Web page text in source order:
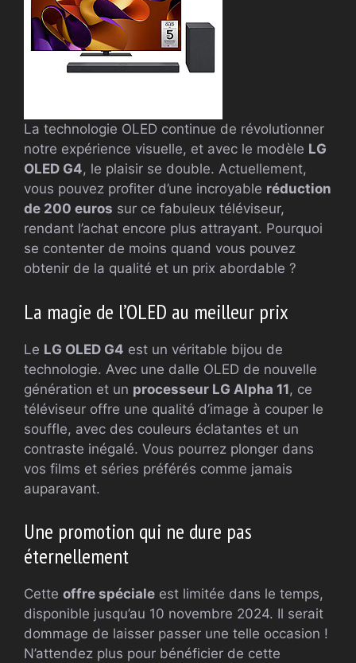
La technologie OLED continue de révolutionner
notre expérience visuelle, et avec le modèle LG
OLED G4, le plaisir se double. Actuellement,
vous pouvez profiter d’une incroyable réduction
de 200 euros sur ce fabuleux téléviseur,
rendant l’achat encore plus attrayant. Pourquoi
se contenter de moins quand vous pouvez
obtenir de la qualité et un prix abordable ?
La magie de l’OLED au meilleur prix
Le LG OLED G4 est un véritable bijou de
technologie. Avec une dalle OLED de nouvelle
génération et un processeur LG Alpha 11, ce
téléviseur offre une qualité d’image à couper le
souffle, avec des couleurs éclatantes et un
contraste inégalé. Vous pourrez plonger dans
vos films et séries préférés comme jamais
auparavant.
Une promotion qui ne dure pas
éternellement
Cette offre spéciale est limitée dans le temps,
disponible jusqu’au 10 novembre 2024. Il serait
dommage de laisser passer une telle occasion !
N’attendez plus pour bénéficier de cette